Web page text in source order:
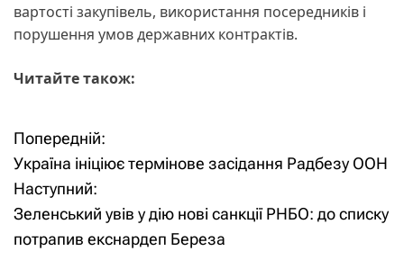
вартості закупівель, використання посередників і
порушення умов державних контрактів.
Читайте також:
Н
а
в
Попередній:
Україна ініціює термінове засідання Радбезу ООН
Наступний:
Зеленський увів у дію нові санкції РНБО: до списку
потрапив екснардеп Береза